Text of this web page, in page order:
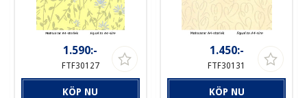
1.590:-
FTF30127
KÖP NU
1.450:-
FTF30131
KÖP NU